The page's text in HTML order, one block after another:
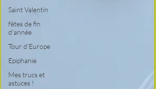
Saint Valentin
fêtes de fin
d'année
Tour d'Europe
Epiphanie
Mes trucs et
astuces !